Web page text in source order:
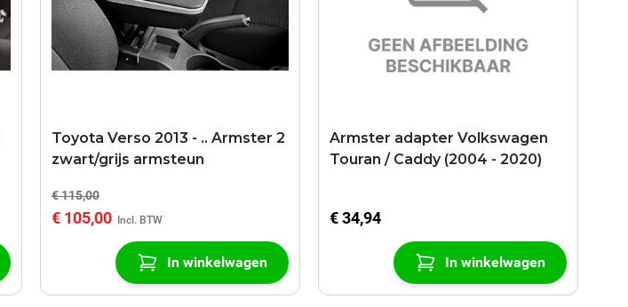
Toyota Verso 2013 - .. Armster 2
zwart/grijs armsteun
€ 115,00
€ 105,00
In winkelwagen
Armster adapter Volkswagen
Touran / Caddy (2004 - 2020)
€ 34,94
In winkelwagen